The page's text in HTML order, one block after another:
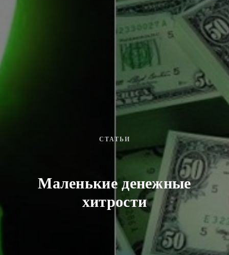
СТАТЬИ
Маленькие денежные
хитрости